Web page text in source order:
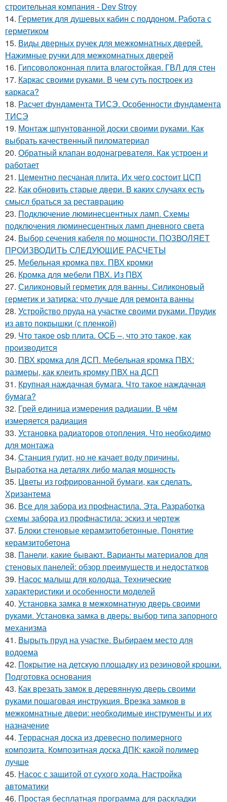
строительная компания - Dev Stroy
14. Герметик для душевых кабин с поддоном. Работа с
герметиком
15. Виды дверных ручек для межкомнатных дверей.
Нажимные ручки для межкомнатных дверей
16. Гипсоволоконная плита влагостойкая. ГВЛ для стен
17. Каркас своими руками. В чем суть построек из
каркаса?
18. Расчет фундамента ТИСЭ. Особенности фундамента
ТИСЭ
19. Монтаж шпунтованной доски своими руками. Как
выбрать качественный пиломатериал
20. Обратный клапан водонагревателя. Как устроен и
работает
21. Цементно песчаная плита. Их чего состоит ЦСП
22. Как обновить старые двери. В каких случаях есть
смысл браться за реставрацию
23. Подключение люминесцентных ламп. Схемы
подключения люминесцентных ламп дневного света
24. Выбор сечения кабеля по мощности. ПОЗВОЛЯЕТ
ПРОИЗВОДИТЬ СЛЕДУЮЩИЕ РАСЧЕТЫ
25. Мебельная кромка пвх. ПВХ кромки
26. Кромка для мебели ПВХ. Из ПВХ
27. Силиконовый герметик для ванны. Силиконовый
герметик и затирка: что лучше для ремонта ванны
28. Устройство пруда на участке своими руками. Прудик
из авто покрышки (с пленкой)
29. Что такое osb плита. ОСБ –, что это такое, как
производится
30. ПВХ кромка для ДСП. Мебельная кромка ПВХ:
размеры, как клеить кромку ПВХ на ДСП
31. Крупная наждачная бумага. Что такое наждачная
бумага?
32. Грей единица измерения радиации. В чём
измеряется радиация
33. Установка радиаторов отопления. Что необходимо
для монтажа
34. Станция гудит, но не качает воду причины.
Выработка на деталях либо малая мощность
35. Цветы из гофрированной бумаги, как сделать.
Хризантема
36. Все для забора из профнастила. Эта. Разработка
схемы забора из профнастила: эскиз и чертеж
37. Блоки стеновые керамзитобетонные. Понятие
керамзитобетона
38. Панели, какие бывают. Варианты материалов для
стеновых панелей: обзор преимуществ и недостатков
39. Насос малыш для колодца. Технические
характеристики и особенности моделей
40. Установка замка в межкомнатную дверь своими
руками. Установка замка в дверь: выбор типа запорного
механизма
41. Вырыть пруд на участке. Выбираем место для
водоема
42. Покрытие на детскую площадку из резиновой крошки.
Подготовка основания
43. Как врезать замок в деревянную дверь своими
руками пошаговая инструкция. Врезка замков в
межкомнатные двери: необходимые инструменты и их
назначение
44. Террасная доска из древесно полимерного
композита. Композитная доска ДПК: какой полимер
лучше
45. Насос с защитой от сухого хода. Настройка
автоматики
46. Простая бесплатная программа для раскладки